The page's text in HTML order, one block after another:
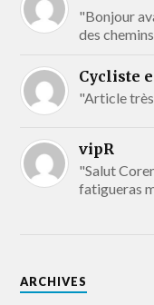
"Bonjour
des
Cycliste
"Article
vipR
"Salut
fatigueras
ARCHIVES